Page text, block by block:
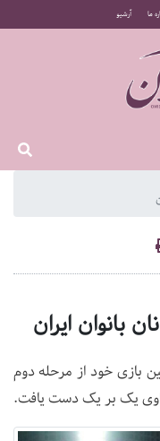
ما آرشیو
بانوان ایران
بازی خود از مرحله دوم
یک بر یک دست یافت.